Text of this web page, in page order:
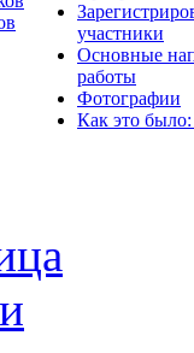
участники
Основные
работы
Фотографии
Как это